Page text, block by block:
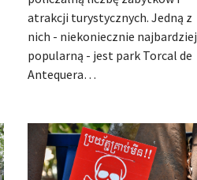
atrakcji turystycznych. Jedną z
nich - niekoniecznie najbardziej
popularną - jest park Torcal de
Antequera…